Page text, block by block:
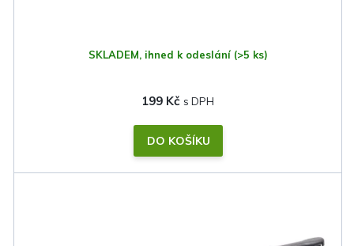
SKLADEM, ihned k odeslání (>5 ks)
199 Kč
DO KOŠÍKU